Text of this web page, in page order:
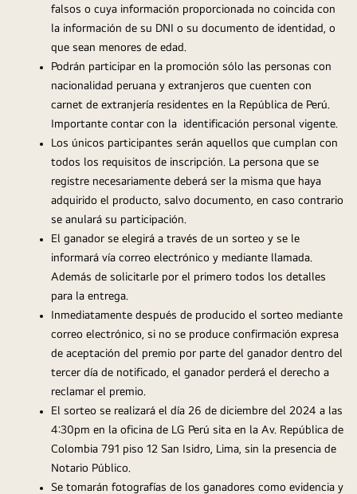
falsos o cuya información proporcionada no coincida con
la información de su DNI o su documento de identidad, o
que sean menores de edad.
Podrán participar en la promoción sólo las personas con
nacionalidad peruana y extranjeros que cuenten con
carnet de extranjería residentes en la República de Perú.
Importante contar con la  identificación personal vigente.
Los únicos participantes serán aquellos que cumplan con
todos los requisitos de inscripción. La persona que se
registre necesariamente deberá ser la misma que haya
adquirido el producto, salvo documento, en caso contrario
se anulará su participación.
El ganador se elegirá a través de un sorteo y se le
informará vía correo electrónico y mediante llamada.
Además de solicitarle por el primero todos los detalles
para la entrega.
Inmediatamente después de producido el sorteo mediante
correo electrónico, si no se produce confirmación expresa
de aceptación del premio por parte del ganador dentro del
tercer día de notificado, el ganador perderá el derecho a
reclamar el premio.
El sorteo se realizará el día 26 de diciembre del 2024 a las
4:30pm en la oficina de LG Perú sita en la Av. República de
Colombia 791 piso 12 San Isidro, Lima, sin la presencia de
Notario Público.
Se tomarán fotografías de los ganadores como evidencia y